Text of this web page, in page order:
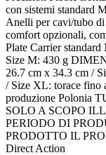
con sistemi standard
Anelli per cavi/tubo
comfort opzionali,
Plate Carrier
Size M: 430 g
26.7 cm x 34.3 cm /
/ Size XL: torace fino
produzione Polonia
SOLO A SCOPO
PERIODO DI
PRODOTTO IL
Direct Action